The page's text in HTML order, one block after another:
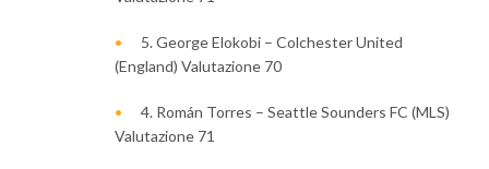
5. George Elokobi – Colchester United
(England) Valutazione 70
4. Román Torres – Seattle Sounders FC (MLS)
Valutazione 71